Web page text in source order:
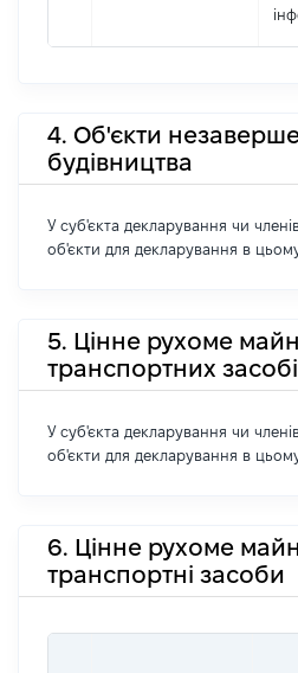
4. Об'єкти
будівництва
У суб'єкта декларування чи членів
об'єкти для декларування в цьому
5. Цінне рухоме
транспортних
У суб'єкта декларування чи членів
об'єкти для декларування в цьому
6. Цінне рухоме
транспортні засоби